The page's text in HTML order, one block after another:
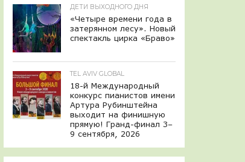
ДЕТИ ВЫХОДНОГО ДНЯ
«Четыре времени года в
затерянном лесу». Новый
спектакль цирка «Браво»
TEL AVIV GLOBAL
18-й Международный
конкурс пианистов имени
Артура Рубинштейна
выходит на финишную
прямую! Гранд-финал 3–
9 сентября, 2026